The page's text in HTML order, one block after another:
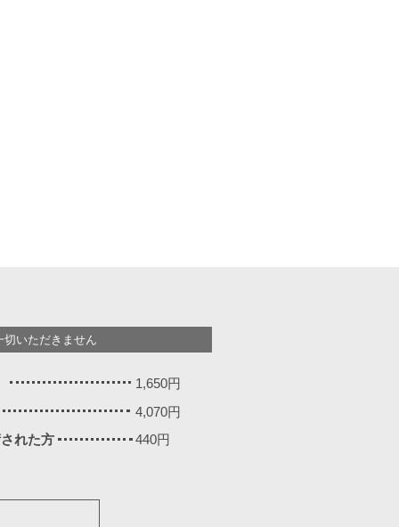
切いただきません
1,650円
4,070円
れた方
440円